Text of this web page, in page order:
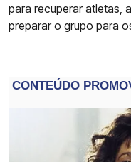
para recuperar atletas,
preparar o grupo para